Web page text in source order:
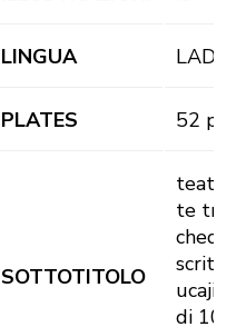
LINGUA LAD
PLATES 52 pl.
SOTTOTITOLO
teater
te trëi
chedri
scrit n
di 100